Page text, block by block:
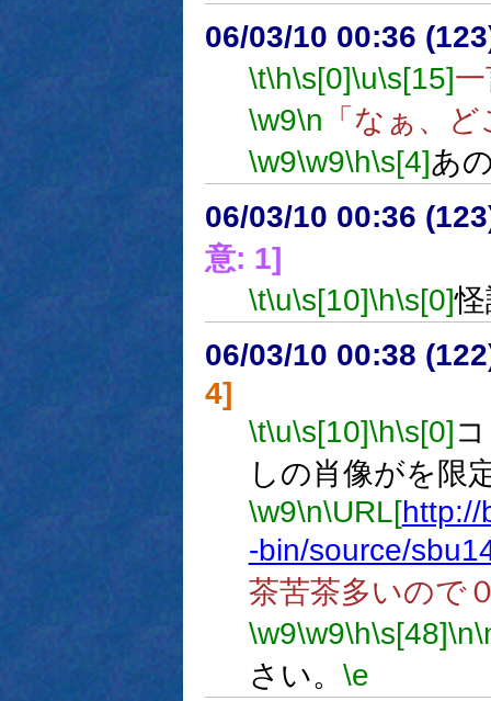
06/03/10 00:36
\t\h\s[0]\u\s[15]
\w9\n 「なぁ、
\w9\w9\h\s[4]あ
06/03/10 00:36
意: 1]
\t\u\s[10]\h\s[0]
06/03/10 00:38
4]
\t\u\s[10]\h\s[0]
しの肖像がを限
\w9\n\URL[http://
-bin/source/
茶苦茶多いので
\w9\w9\h\s[48]\n
さい。 \e